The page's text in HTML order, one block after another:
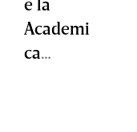
Academi
ca